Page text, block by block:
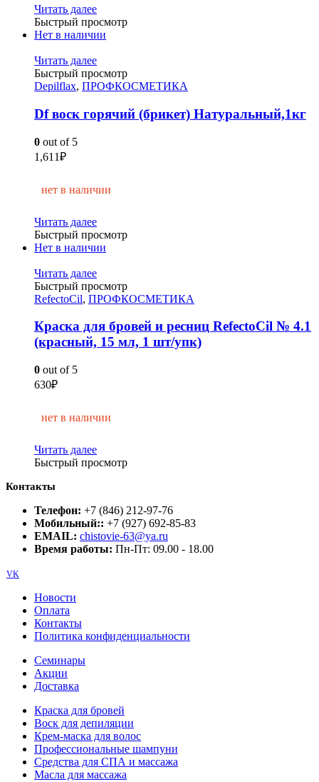
Читать далее
Быстрый просмотр
Нет в наличии
Читать далее
Быстрый просмотр
Depilflax, ПРОФКОСМЕТИКА
Df воск горячий (брикет) Натуральный,1кг
0 out of 5
1,611₽
нет в наличии
Читать далее
Быстрый просмотр
Нет в наличии
Читать далее
Быстрый просмотр
RefectoCil, ПРОФКОСМЕТИКА
Краска для бровей и ресниц RefectoCil № 4.1
(красный, 15 мл, 1 шт/упк)
0 out of 5
630₽
нет в наличии
Читать далее
Быстрый просмотр
Контакты
Телефон: +7 (846) 212-97-76
Мобильный:: +7 (927) 692-85-83
EMAIL: chistovie-63@ya.ru
Время работы: Пн-Пт: 09.00 - 18.00
VK
Новости
Оплата
Контакты
Политика конфиденциальности
Семинары
Акции
Доставка
Краска для бровей
Воск для депиляции
Крем-маска для волос
Профессиональные шампуни
Средства для СПА и массажа
Масла для массажа